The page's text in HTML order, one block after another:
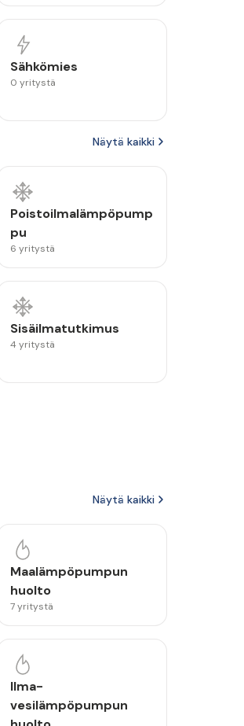
Sähkömies
0 yritystä
Näytä kaikki
Poistoilmalämpöpump
pu
6 yritystä
Sisäilmatutkimus
4 yritystä
Näytä kaikki
Maalämpöpumpun
huolto
7 yritystä
Ilma-
vesilämpöpumpun